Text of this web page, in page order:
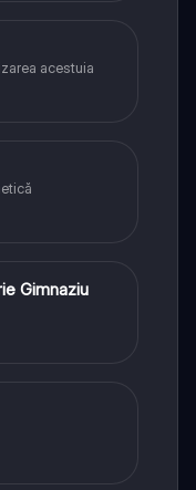
acestuia
Gimnaziu